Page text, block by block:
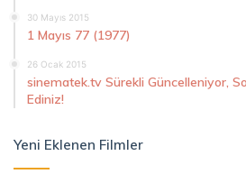
30 Mayıs 2015
1 Mayıs 77 (1977)
26 Ocak 2015
sinematek.tv Sürekli Güncelleniyor,
Ediniz!
Yeni Eklenen Filmler